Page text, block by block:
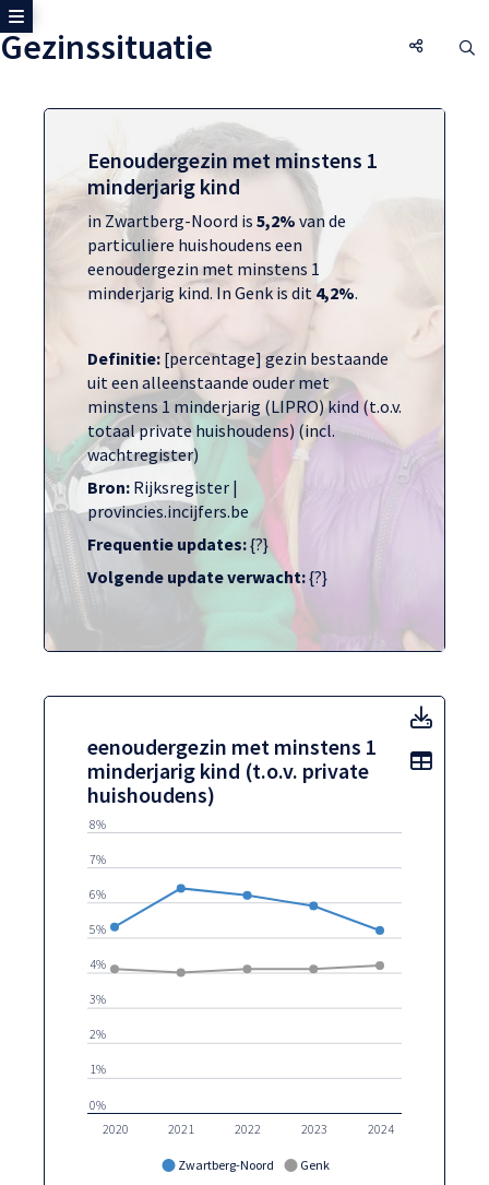
Gezinssituatie
Toon zijmenu
Eenoudergezin met minstens 1
minderjarig kind
in Zwartberg-Noord is 5,2% van de
particuliere huishoudens een
eenoudergezin met minstens 1
minderjarig kind. In Genk is dit 4,2%.
Definitie: [percentage] gezin bestaande
uit een alleenstaande ouder met
minstens 1 minderjarig (LIPRO) kind (t.o.v.
totaal private huishoudens) (incl.
wachtregister)
Bron: Rijksregister |
provincies.incijfers.be
Frequentie updates:{?}
Volgende update verwacht:{?}
eenoudergezin met minstens 1
minderjarig kind (t.o.v. private
huishoudens)
Zwartberg-Noord Genk
2020 2021 2022 2023 2024
0%
1%
2%
3%
4%
5%
6%
7%
8%
Toon